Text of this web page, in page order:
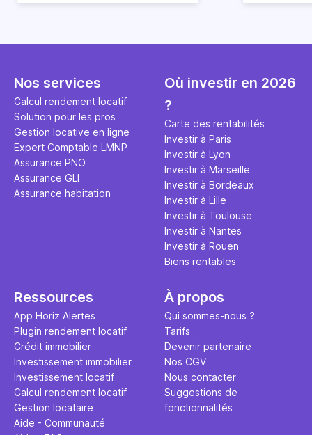
pendant
Nos services
Calcul rendement locatif
Solution pour les pros
Gestion locative en ligne
Expert Comptable LMNP
Assurance PNO
Assurance GLI
Assurance habitation
Où investir en 2026
?
Carte des rentabilités
Investir à Paris
Investir à Lyon
Investir à Marseille
Investir à Bordeaux
Investir à Lille
Investir à Toulouse
Investir à Nantes
Investir à Rouen
Biens rentables
Ressources
App Horiz Alertes
Plugin rendement locatif
Crédit immobilier
Investissement immobilier
Investissement locatif
Calcul rendement locatif
Gestion locataire
Aide - Communauté
À propos
Qui sommes-nous ?
Tarifs
Devenir partenaire
Nos CGV
Nous contacter
Suggestions de
fonctionnalités